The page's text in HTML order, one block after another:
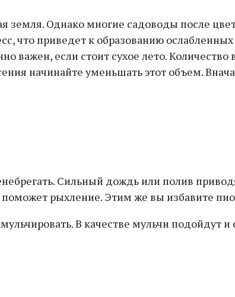
Однако многие садоводы после
что приведет к образованию
если стоит сухое лето.
начинайте уменьшать этот объем.
Сильный дождь или полив
поможет рыхление. Этим же вы избавите
В качестве мульчи подойдут